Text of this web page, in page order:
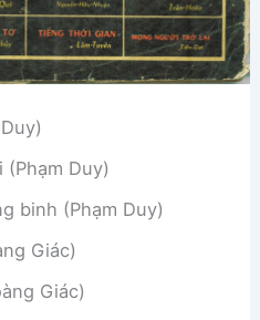
Duy)
binh (Phạm Duy)
Giác)
Giác)